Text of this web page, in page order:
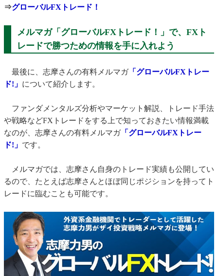
⇒グローバルFXトレード！
メルマガ「グローバルFXトレード！」で、FXト
レードで勝つための情報を手に入れよう
最後に、志摩さんの有料メルマガ「グローバルFXトレー
ド!」 について紹介します。
ファンダメンタルズ分析やマーケット解説、トレード手法
や戦略などFXトレードをする上で知っておきたい情報満載
なのが、志摩さんの有料メルマガ「グローバルFXトレー
ド!」 です。
メルマガでは、志摩さん自身のトレード実績も公開してい
るので、たとえば志摩さんとほぼ同じポジションを持ってト
レードに臨むことも可能です。